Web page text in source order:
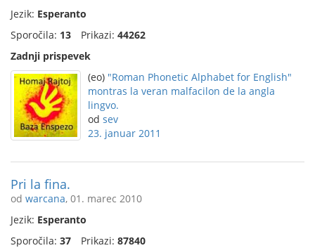
Jezik: Esperanto
Sporočila: 13 Prikazi: 44262
Zadnji prispevek
(eo) "Roman Phonetic Alphabet for English"
montras la veran malfacilon de la angla
lingvo.
od sev
23. januar 2011
Pri la fina.
od warcana, 01. marec 2010
Jezik: Esperanto
Sporočila: 37 Prikazi: 87840